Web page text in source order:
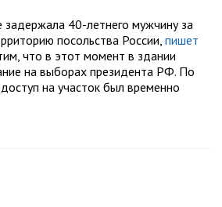
40-летнего мужчину за
посольства России, пишет
что в этот момент в здании
на выборах президента РФ. По
на участок был временно